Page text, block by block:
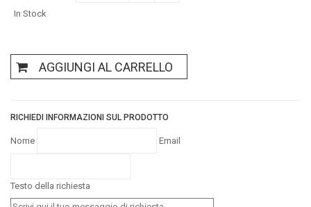
In Stock
AGGIUNGI AL CARRELLO
RICHIEDI INFORMAZIONI SUL PRODOTTO
Nome Email
Testo della richiesta